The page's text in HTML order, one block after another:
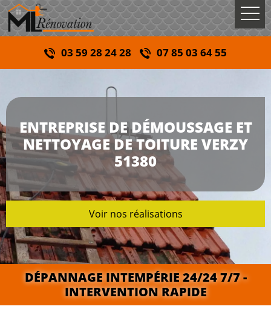
03 59 28 24 28 07 85 03 64 55
ENTREPRISE DE DÉMOUSSAGE ET
NETTOYAGE DE TOITURE VERZY
51380
Voir nos réalisations
DÉPANNAGE INTEMPÉRIE 24/24 7/7 -
INTERVENTION RAPIDE